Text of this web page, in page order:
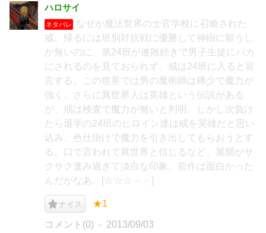
ハロサイ
ネタバレ
なぜか魔法世界の士官学校に召喚された
戒。帰るには班別対抗戦に優勝して神樹に願うし
か無いのに、第24班が連敗続きで男子生徒にバカ
にされるのを見ておられず、戒は24班に入ると宣
言する。この世界では男の魔術師は稀少で魔力が
強く、さらに異世界人は英雄という伝説がある
が、戒は検査で魔力が無いと判明。しかし次負け
たら退学の24班のヒロイン達は戒を英雄だと思い
込み、色仕掛けで魔力を引き出してもらおうとす
る。口で言われて異世界と信じるなど、展開がサ
クサク進み過ぎて淡白な印象。前作は面白かった
んだがなあ。[☆☆☆－－]
ナイス ★1
コメント(0) 2013/09/03